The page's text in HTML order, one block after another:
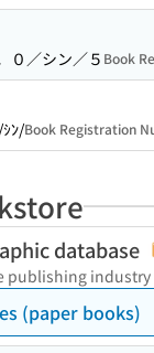
０／シン／５ Book
ﾝ/Book Registration
database
publishing
(paper books)